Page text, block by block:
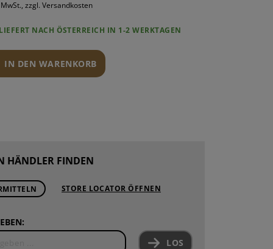
WARTUNG
zzgl. Versandkosten
NACH ÖSTERREICH IN 1-2 WERKTAGEN
IN DEN WARENKORB
HÄNDLER FINDEN
STORE LOCATOR ÖFFNEN
LOS